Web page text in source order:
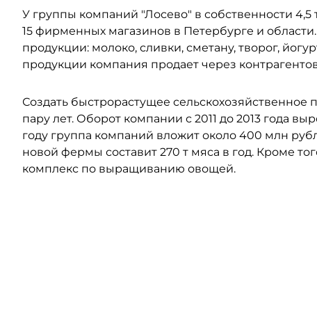
У группы компаний "Лосево" в собственности
15 фирменных магазинов в Петербурге и
продукции: молоко, сливки, сметану, творог,
продукции компания продает через
Создать быстрорастущее сельскохозяйственное
пару лет. Оборот компании с 2011 до 2013 года
году группа компаний вложит около 400 млн
новой фермы составит 270 т мяса в год. Кроме
комплекс по выращиванию овощей.